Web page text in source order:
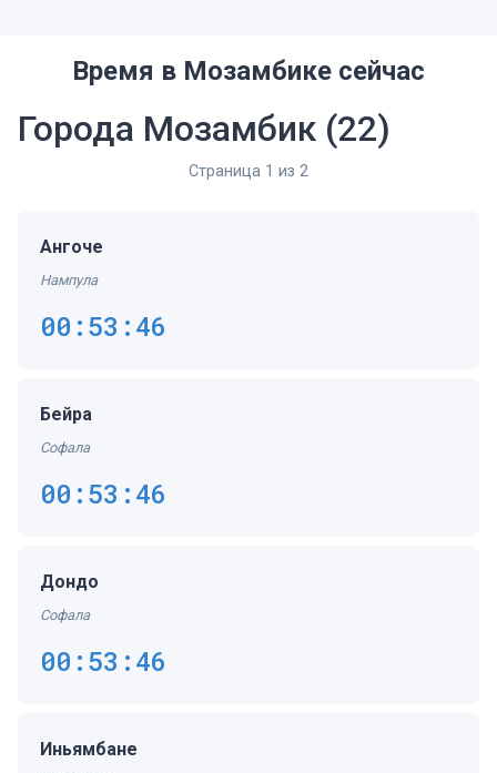
Время в Мозамбике сейчас
Города Мозамбик (22)
Страница 1 из 2
Ангоче
Нампула
00:53:47
Бейра
Софала
00:53:47
Дондо
Софала
00:53:47
Иньямбане